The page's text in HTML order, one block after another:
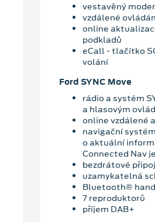
vestavěný
vzdálené
online
podkladů
eCall - tlačítko
volání
Ford SYNC Move
rádio a systém
a hlasovým
online vzdálené
navigační
o aktuální
Connected Nav
bezdrátové
uzamykatelná
Bluetooth®
7 reproduktorů
příjem DAB+